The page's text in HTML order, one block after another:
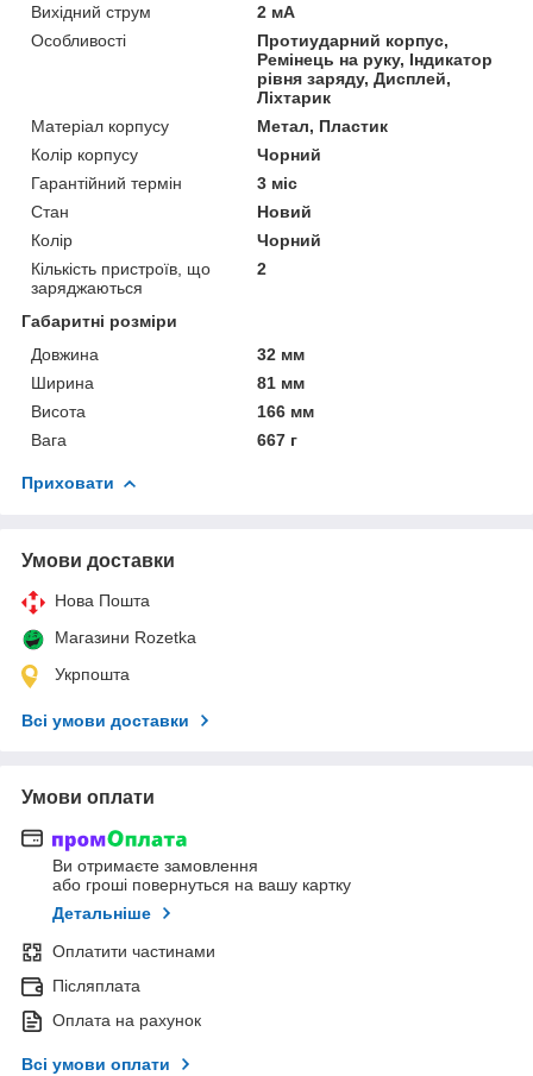
Вихідний струм
2 мА
Особливості
Протиударний корпус,
Ремінець на руку, Індикатор
рівня заряду, Дисплей,
Ліхтарик
Матеріал корпусу
Метал, Пластик
Колір корпусу
Чорний
Гарантійний термін
3 міс
Стан
Новий
Колір
Чорний
Кількість пристроїв, що
заряджаються
2
Габаритні розміри
Довжина
32 мм
Ширина
81 мм
Висота
166 мм
Вага
667 г
Приховати
Умови доставки
Нова Пошта
Магазини Rozetka
Укрпошта
Всі умови доставки
Умови оплати
Ви отримаєте замовлення
або гроші повернуться на вашу картку
Детальніше
Оплатити частинами
Післяплата
Оплата на рахунок
Всі умови оплати